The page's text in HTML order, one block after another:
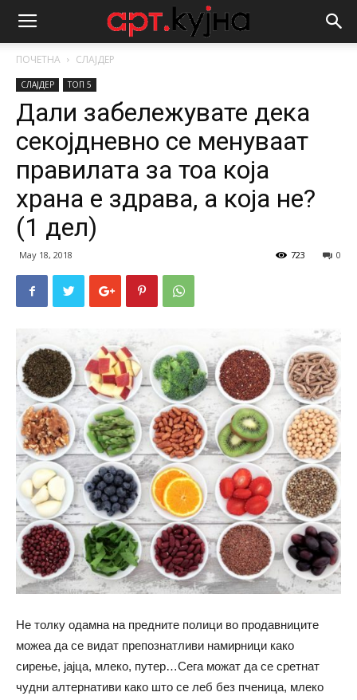
ПОЧЕТНА СЛАЈДЕР
СЛАЈДЕР ТОП 5
Дали забележувате дека
секојдневно се менуваат
правилата за тоа која
храна е здрава, а која не?
(1 дел)
May 18, 2018 0
723
Не толку одамна на предните полици во продавниците
можеа да се видат препознатливи намирници како
сирење, јајца, млеко, путер…Сега можат да се сретнат
чудни алтернативи како што се леб без пченица, млеко